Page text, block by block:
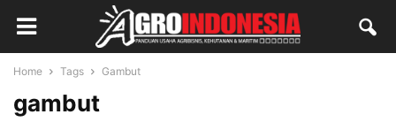
Home Tags Gambut
gambut